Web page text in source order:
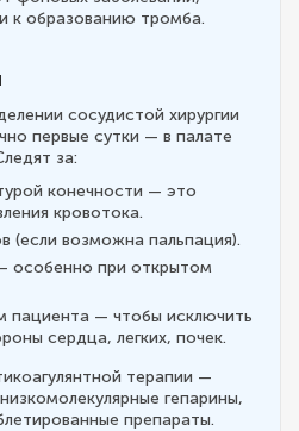
к образованию тромба.
сосудистой хирургии
первые сутки — в палате
за:
конечности — это
кровотока.
(если возможна пальпация).
особенно при открытом
— чтобы исключить
сердца, легких, почек.
терапии —
гепарины,
препараты.